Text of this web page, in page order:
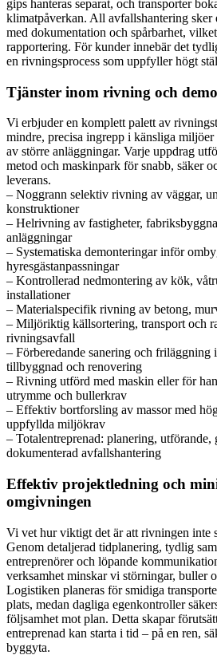
gips hanteras separat, och transporter
klimatpåverkan. All avfallshantering
med dokumentation och spårbarhet,
rapportering. För kunder innebär det
en rivningsprocess som uppfyller högt
Tjänster inom rivning och
Vi erbjuder en komplett palett av
mindre, precisa ingrepp i känsliga
av större anläggningar. Varje uppdrag
metod och maskinpark för snabb, säker
leverans.
– Noggrann selektiv rivning av väggar,
konstruktioner
– Helrivning av fastigheter,
anläggningar
– Systematiska demonteringar inför
hyresgästanpassningar
– Kontrollerad nedmontering av kök,
installationer
– Materialspecifik rivning av betong,
– Miljöriktig källsortering, transport och
rivningsavfall
– Förberedande sanering och
tillbyggnad och renovering
– Rivning utförd med maskin eller för
utrymme och bullerkrav
– Effektiv bortforsling av massor med
uppfyllda miljökrav
– Totalentreprenad: planering,
dokumenterad avfallshantering
Effektiv projektledning och
omgivningen
Vi vet hur viktigt det är att rivningen inte
Genom detaljerad tidplanering, tydlig
entreprenörer och löpande
verksamhet minskar vi störningar, buller
Logistiken planeras för smidiga
plats, medan dagliga egenkontroller
följsamhet mot plan. Detta skapar
entreprenad kan starta i tid – på en ren,
byggyta.